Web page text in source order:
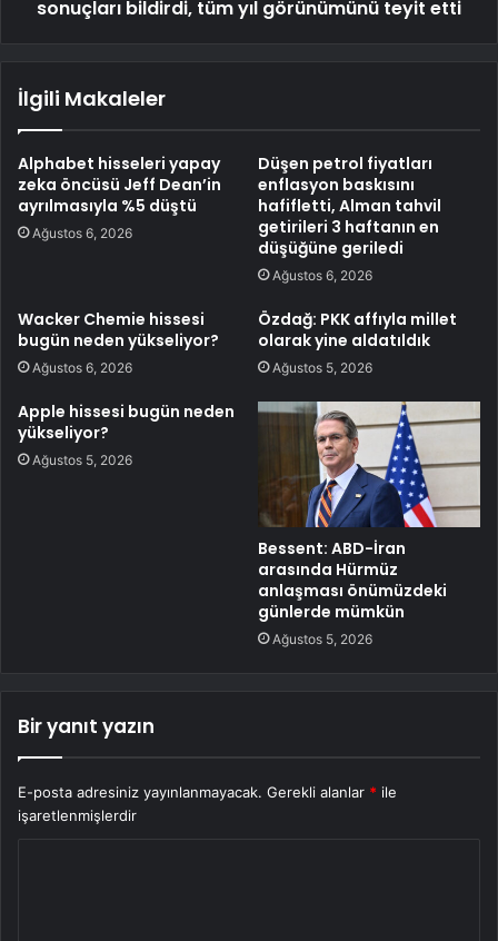
sonuçları bildirdi, tüm yıl görünümünü teyit etti
İlgili Makaleler
Alphabet hisseleri yapay
zeka öncüsü Jeff Dean’in
ayrılmasıyla %5 düştü
Ağustos 6, 2026
Düşen petrol fiyatları
enflasyon baskısını
hafifletti, Alman tahvil
getirileri 3 haftanın en
düşüğüne geriledi
Ağustos 6, 2026
Wacker Chemie hissesi
bugün neden yükseliyor?
Ağustos 6, 2026
Özdağ: PKK affıyla millet
olarak yine aldatıldık
Ağustos 5, 2026
Apple hissesi bugün neden
yükseliyor?
Ağustos 5, 2026
Bessent: ABD-İran
arasında Hürmüz
anlaşması önümüzdeki
günlerde mümkün
Ağustos 5, 2026
Bir yanıt yazın
E-posta adresiniz yayınlanmayacak. Gerekli alanlar * ile
işaretlenmişlerdir